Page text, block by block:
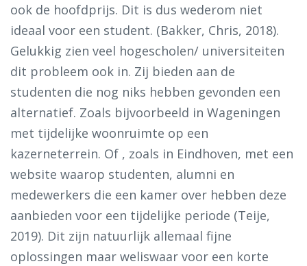
ook de hoofdprijs. Dit is dus wederom niet
ideaal voor een student. (Bakker, Chris, 2018).
Gelukkig zien veel hogescholen/ universiteiten
dit probleem ook in. Zij bieden aan de
studenten die nog niks hebben gevonden een
alternatief. Zoals bijvoorbeeld in Wageningen
met tijdelijke woonruimte op een
kazerneterrein. Of , zoals in Eindhoven, met een
website waarop studenten, alumni en
medewerkers die een kamer over hebben deze
aanbieden voor een tijdelijke periode (Teije,
2019). Dit zijn natuurlijk allemaal fijne
oplossingen maar weliswaar voor een korte